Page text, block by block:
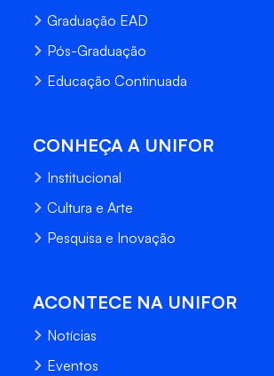
Graduação EAD
Pós-Graduação
Educação Continuada
CONHEÇA A UNIFOR
Institucional
Cultura e Arte
Pesquisa e Inovação
ACONTECE NA UNIFOR
Notícias
Eventos